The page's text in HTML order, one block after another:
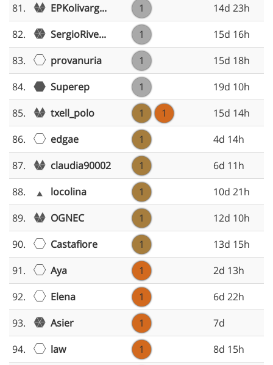
81.
EPKolivarg... 1
14d 23h
82.
SergioRive... 1
15d 16h
83.
provanuria 1
15d 18h
84.
Superep 1
19d 10h
85.
txell_polo 1 1
15d 14h
86.
edgae 1
4d 14h
87.
claudia90002 1
6d 11h
88.
locolina 1
10d 21h
89.
OGNEC 1
12d 10h
90.
Castafiore 1
13d 15h
91.
Aya 1
2d 13h
92.
Elena 1
6d 22h
93.
Asier 1
7d
94.
law 1 8d 15h